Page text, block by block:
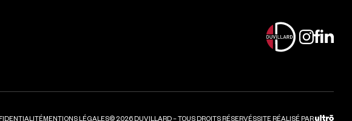
MENTIONS LÉGALES© 2026DUVILLARD –TOUS DROITS RÉSERVÉSSITE RÉALISÉ PAR